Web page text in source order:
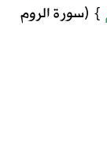
} (سورةالروم